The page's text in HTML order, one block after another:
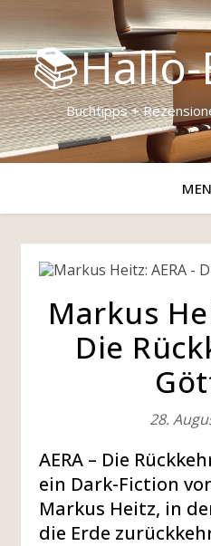
Buchtipps +
Markus
Die
28.
AERA – Die
ein Dark-Fiction
Markus Heitz, in
die Erde